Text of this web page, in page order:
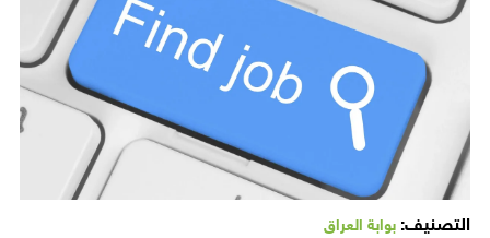
التصنيف: بوابة العراق